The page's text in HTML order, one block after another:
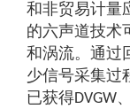
和非贸易计量
的六声道技术
和涡流。通过
少信号采集过
已获得DVGW